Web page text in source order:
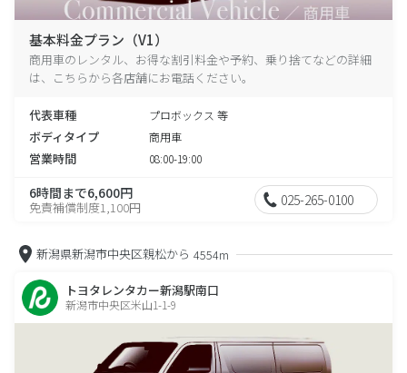
基本料金プラン（V1）
商用車のレンタル、お得な割引料金や予約、乗り捨てなどの詳細
は、こちらから各店舗にお電話ください。
代表車種 プロボックス 等
ボディタイプ 商用車
営業時間 08:00-19:00
6時間まで6,600円
免責補償制度1,100円 025-265-0100
新潟県新潟市中央区親松から 4554m
トヨタレンタカー新潟駅南口
新潟市中央区米山1-1-9